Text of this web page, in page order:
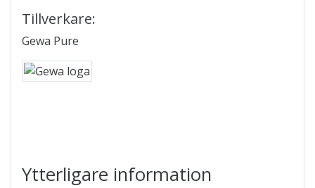
Tillverkare:
Gewa Pure
Ytterligare information